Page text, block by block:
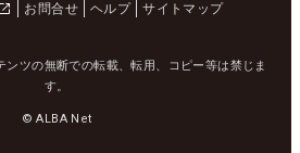
お問合せ ヘルプ サイトマップ
ンツの無断での転載、転用、コピー等は禁じま
す。
© ALBA Net